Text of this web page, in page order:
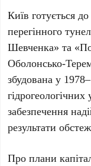
Київ готується
перегінного
Шевченка» та
Оболонсько-
збудована у
забезпечення
результати
Про плани